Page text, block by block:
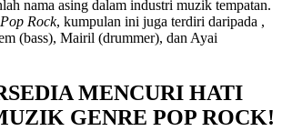
nama asing dalam industri muzik tempatan.
Pop Rock, kumpulan ini juga terdiri daripada ,
(bass), Mairil (drummer), dan Ayai
MENCURI HATI
GENRE POP ROCK!